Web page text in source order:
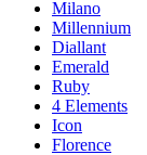
Milano
Millennium
Diallant
Emerald
Ruby
4 Elements
Icon
Florence